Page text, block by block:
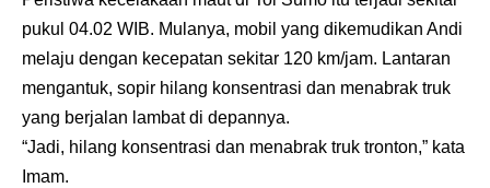
pukul 04.02 WIB. Mulanya, mobil yang dikemudikan Andi
melaju dengan kecepatan sekitar 120 km/jam. Lantaran
mengantuk, sopir hilang konsentrasi dan menabrak truk
yang berjalan lambat di depannya.
“Jadi, hilang konsentrasi dan menabrak truk tronton,” kata
Imam.